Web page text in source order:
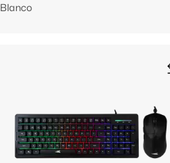
Blanco